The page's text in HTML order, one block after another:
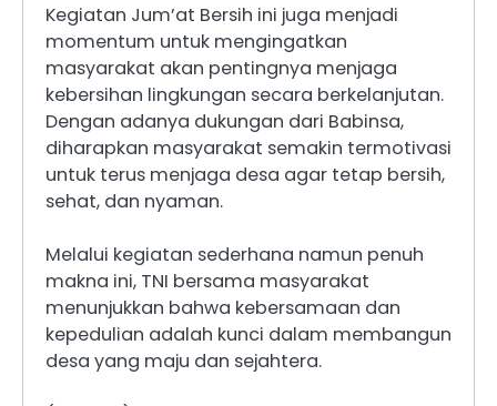
Kegiatan Jum’at Bersih ini juga menjadi
momentum untuk mengingatkan
masyarakat akan pentingnya menjaga
kebersihan lingkungan secara berkelanjutan.
Dengan adanya dukungan dari Babinsa,
diharapkan masyarakat semakin termotivasi
untuk terus menjaga desa agar tetap bersih,
sehat, dan nyaman.
Melalui kegiatan sederhana namun penuh
makna ini, TNI bersama masyarakat
menunjukkan bahwa kebersamaan dan
kepedulian adalah kunci dalam membangun
desa yang maju dan sejahtera.